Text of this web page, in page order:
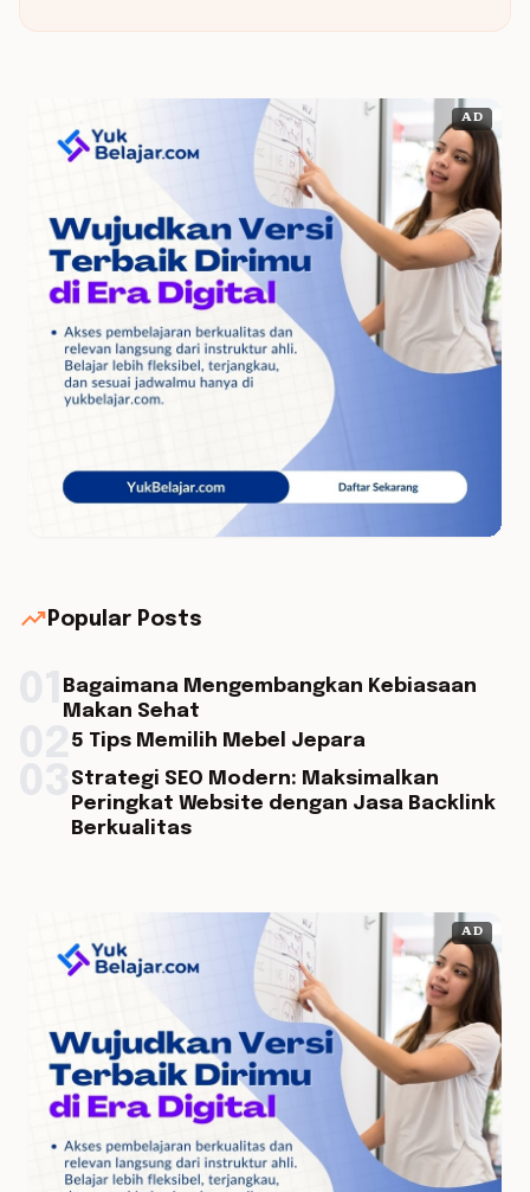
AD
trending_up Popular Posts
Bagaimana Mengembangkan Kebiasaan
Makan Sehat
5 Tips Memilih Mebel Jepara
Strategi SEO Modern: Maksimalkan
Peringkat Website dengan Jasa Backlink
Berkualitas
AD